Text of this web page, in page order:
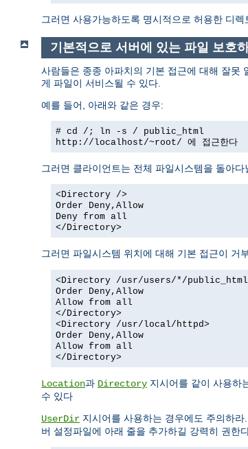
그러면 사용가능하도록 명시적으로 허용한 디렉
기본적으로 서버에 있는 파일 보호
사람들은 종종 아파치의 기본 접근에 대해 잘못
게 파일이 서비스될 수 있다.
예를 들어, 아래와 같은 경우:
# cd /; ln -s / public_html
http://localhost/~root/ 에 접근한다
그러면 클라이언트는 전체 파일시스템을 돌아
<Directory />
Order Deny,Allow
Deny from all
</Directory>
그러면 파일시스템 위치에 대해 기본 접근이 거
<Directory /usr/users/*/
Order Deny,Allow
Allow from all
</Directory>
<Directory /usr/local/httpd>
Order Deny,Allow
Allow from all
</Directory>
Location과 Directory 지시어를 같이 사용하
수 있다
UserDir 지시어를 사용하는 경우에도 주의하
버 설정파일에 아래 줄을 추가하길 강력히 권한